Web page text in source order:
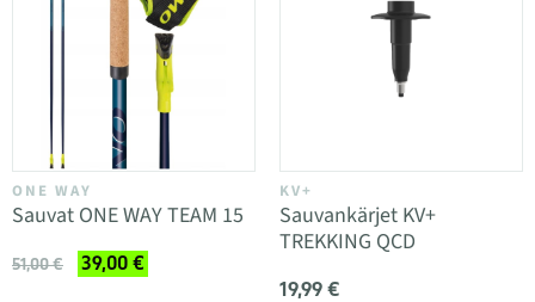
ONE WAY
Sauvat ONE WAY TEAM 15
51,00 € 39,00 €
KV+
Sauvankärjet KV+
TREKKING QCD
19,99 €